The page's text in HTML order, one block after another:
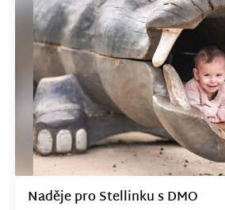
Naděje pro Stellinku s DMO